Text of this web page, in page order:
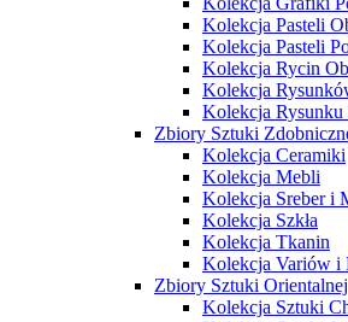
Kolekcja Pasteli
Kolekcja Pasteli
Kolekcja Rycin
Kolekcja
Kolekcja Rysunku
Zbiory Sztuki
Kolekcja Ceramiki
Kolekcja Mebli
Kolekcja Sreber i
Kolekcja Szkła
Kolekcja Tkanin
Kolekcja Variów i
Zbiory Sztuki Orientalnej
Kolekcja Sztuki